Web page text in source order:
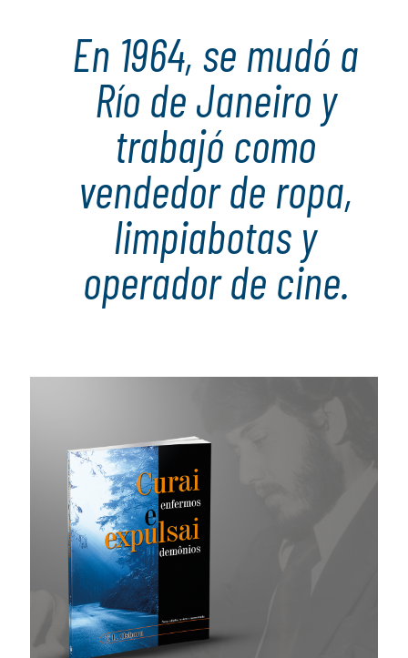
En 1964, se mudó a
Río de Janeiro y
trabajó como
vendedor de ropa,
limpiabotas y
operador de cine.